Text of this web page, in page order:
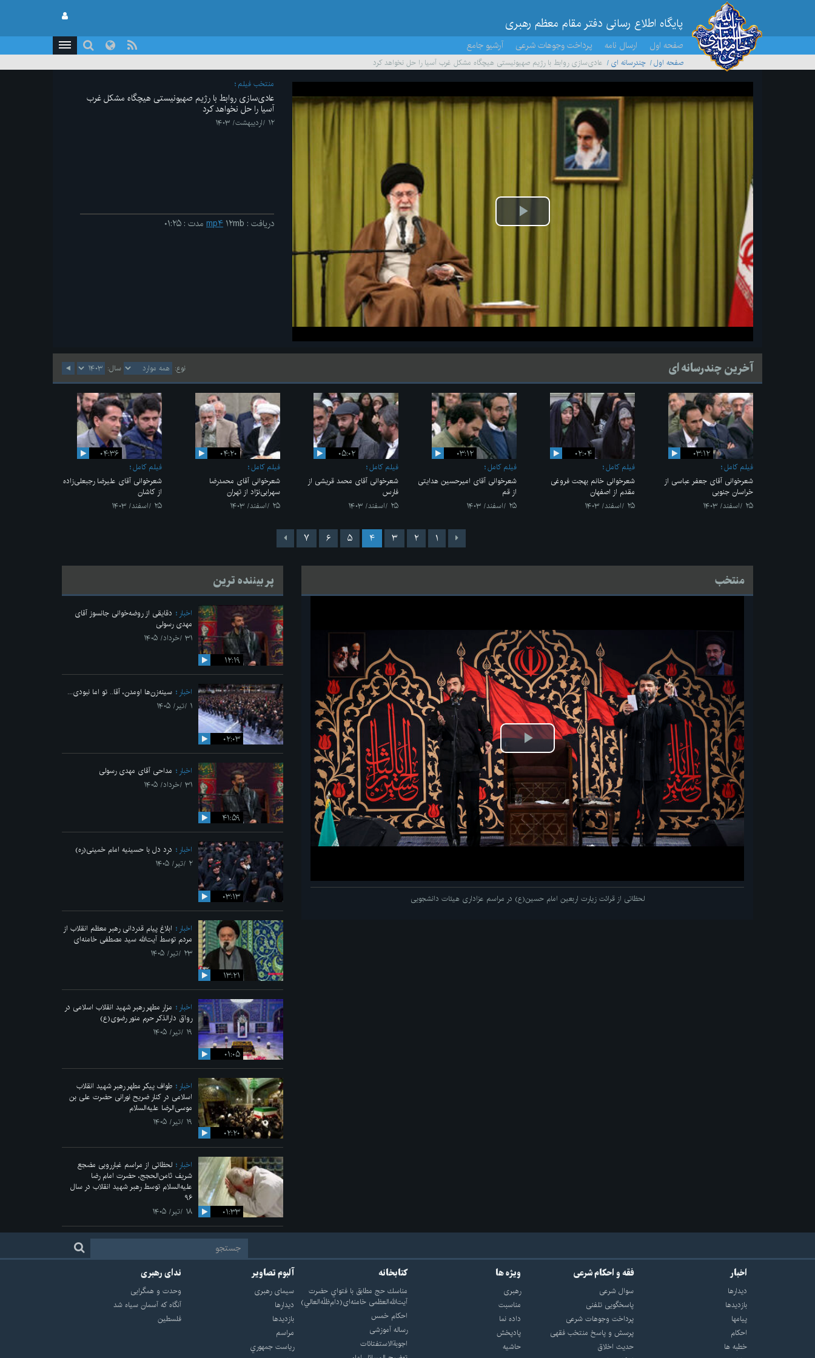
پایگاه اطلاع رسانی دفتر مقام معظم رهبری
صفحه اول ارسال نامه پرداخت وجوهات شرعی آرشیو جامع
صفحه اول چندرسانه ای عادی‌سازی روابط با رژیم صهیونیستی هیچگاه مشکل غرب آسیا را حل نخواهد کرد
پخش
ویدیو
منتخب فیلم
عادی‌سازی روابط با رژیم صهیونیستی هیچگاه مشکل غرب
آسیا را حل نخواهد کرد
۱۲ /اردیبهشت/ ۱۴۰۳
دریافت : mp۴ ۱۲mb مدت : ۰۱:۲۵
آخرین چندرسانه ای نوع: سال:
۰۳:۱۲
فیلم کامل
شعرخوانی آقای جعفر عباسی از
خراسان جنوبی
۲۵ /اسفند/ ۱۴۰۳
۰۲:۰۴
فیلم کامل
شعرخوانی خانم بهجت فروغی
مقدم از اصفهان
۲۵ /اسفند/ ۱۴۰۳
۰۳:۱۲
فیلم کامل
شعرخوانی آقای امیرحسین هدایتی
از قم
۲۵ /اسفند/ ۱۴۰۳
۰۵:۰۲
فیلم کامل
شعرخوانی آقای محمد قریشی از
فارس
۲۵ /اسفند/ ۱۴۰۳
۰۴:۲۰
فیلم کامل
شعرخوانی آقای محمدرضا
سهرابی‌نژاد از تهران
۲۵ /اسفند/ ۱۴۰۳
۰۴:۳۶
فیلم کامل
شعرخوانی آقای علیرضا رجبعلی‌زاده
از کاشان
۲۵ /اسفند/ ۱۴۰۳
۱ ۲ ۳ ۴ ۵ ۶ ۷
منتخب
پخش
ویدیو
لحظاتی از قرائت زیارت اربعین امام حسین(ع) در مراسم عزاداری هیئات دانشجویی
پر بیننده ترین
۱۲:۱۹
اخبار
دقایقی از روضه‌خوانی جانسوز آقای
مهدی رسولی
۳۱ /خرداد/ ۱۴۰۵
۰۲:۰۳
اخبار
سینه‌زن‌ها اومدن،‌ آقا.. تو اما نبودی...
۱ /تیر/ ۱۴۰۵
۴۱:۵۹
اخبار
مداحی آقای مهدی رسولی
۳۱ /خرداد/ ۱۴۰۵
۰۳:۱۳
اخبار
درد دل با حسینیه امام خمینی(ره)
۲ /تیر/ ۱۴۰۵
۱۳:۲۱
اخبار
ابلاغ پیام قدردانی رهبر معظم انقلاب از
مردم توسط آیت‌الله سید مصطفی خامنه‌ای
۲۳ /تیر/ ۱۴۰۵
۰۱:۰۵
اخبار
مزار مطهر رهبر شهید انقلاب اسلامی در
رواق دارالذکر حرم منور رضوی(ع)
۱۹ /تیر/ ۱۴۰۵
۰۲:۲۰
اخبار
طواف پیکر مطهر رهبر شهید انقلاب
اسلامی در کنار ضریح نورانی حضرت علی‌ بن
موسی‌الرضا علیه‌السلام
۱۹ /تیر/ ۱۴۰۵
۰۱:۳۳
اخبار
لحظاتی از مراسم غبارروبی مضجع
شریف ثامن‌الحجج، حضرت امام رضا
علیه‌السلام توسط رهبر شهید انقلاب در سال
۹۶
۱۸ /تیر/ ۱۴۰۵
اخبار
دیدارها
بازديدها
پيامها
احكام
خطبه ها
فقه و احکام شرعی
سوال شرعی
پاسخگویی تلفنی
پرداخت وجوهات شرعی
پرسش و پاسخ منتخب فقهی
حدیث اخلاق
ویژه ها
رهبری
مناسبت
داده نما
پادپخش
حاشیه
کتابخانه
مناسك حج مطابق با فتواي حضرت
آيت‌الله‌العظمى خامنه‌اى(دام‌ظلّه‌العالي)
احکام خمس
رساله آموزشی
اجوبة‌الاستفتائات
آلبوم تصاویر
سيماى رهبرى
ديدارها
بازديدها
مراسم
رياست جمهوري
ندای رهبری
وحدت و همگرایی
آنگاه که آسمان سیاه شد
فلسطین